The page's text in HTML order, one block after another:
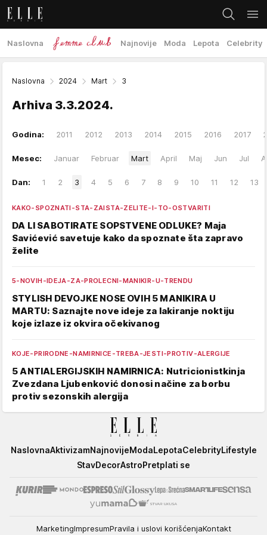
Naslovna Najnovije Moda Lepota Celebrity
Naslovna 2024 Mart 3
Arhiva 3.3.2024.
Godina: 2011 2012 2013 2014 2015 2016 2017
Mesec: Januar Februar Mart April Maj Jun Jul
Dan: 1 2 3 4 5 6 7 8 9 10 11 12 13
KAKO-SPOZNATI-STA-ZAISTA-ZELITE-I-TO-OSTVARITI
DA LI SABOTIRATE SOPSTVENE ODLUKE? Maja
Savićević savetuje kako da spoznate šta zapravo
želite
5-NOVIH-IDEJA-ZA-PROLECNI-MANIKIR-U-TRENDU
STYLISH DEVOJKE NOSE OVIH 5 MANIKIRA U
MARTU: Saznajte nove ideje za lakiranje noktiju
koje izlaze iz okvira očekivanog
KOJE-PRIRODNE-NAMIRNICE-TREBA-JESTI-PROTIV-ALERGIJE
5 ANTIALERGIJSKIH NAMIRNICA: Nutricionistkinja
Zvezdana Ljubenković donosi načine za borbu
protiv sezonskih alergija
Elle
NaslovnaAktivizamNajnovijeModaLepotaCelebrityLifestyle
StavDecorAstroPretplati se
MarketingImpresumPravila i uslovi korišćenjaKontakt